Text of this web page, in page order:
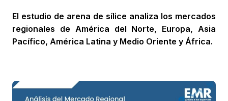
El estudio de arena de sílice analiza los mercados
regionales de América del Norte, Europa, Asia
Pacífico, América Latina y Medio Oriente y África.